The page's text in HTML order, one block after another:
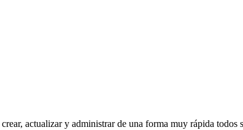
actualizar y administrar de una forma muy rápida todos